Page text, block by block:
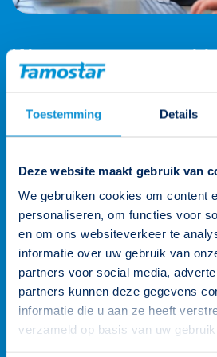
Toestemming Details
Deze website maakt gebruik van
We gebruiken cookies om content
personaliseren, om functies voor
en om ons websiteverkeer te
informatie over uw gebruik van
partners voor social media,
partners kunnen deze gegevens
informatie die u aan ze heeft
verzameld op basis van uw
Wij staan voor je
ondersteund door de gehele
info@famostar.nl
Neem contact op Bekijk